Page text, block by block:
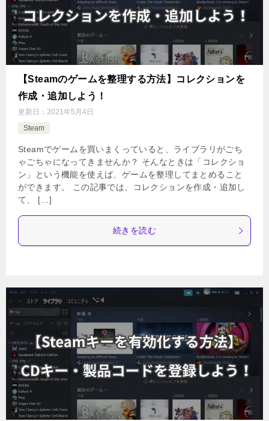
【Steamのゲームを整理する方法】コレクションを
作成・追加しよう！
更新日： 2021年5月4日
Steam
Steamでゲームを買いまくっていると、ライブラリがごち
ゃごちゃになってきませんか？ そんなときは「コレクショ
ン」という機能を使えば、ゲームを整理してまとめること
ができます。 この記事では、コレクションを作成・追加し
て、 […]
続きを読む